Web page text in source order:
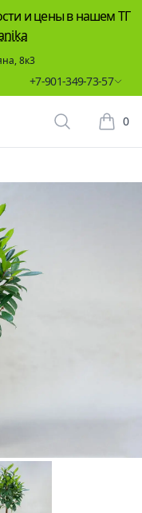
и цены в нашем ТГ
8к3
+7-901-349-73-57
Поиск
0